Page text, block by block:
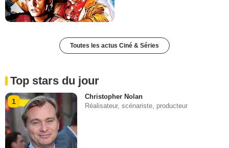
Toutes les actus Ciné & Séries
Top stars du jour
1
Christopher Nolan
Réalisateur, scénariste, producteur